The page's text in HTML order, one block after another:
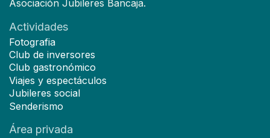
Asociación Jubileres Bancaja.
Actividades
Fotografia
Club de inversores
Club gastronómico
Viajes y espectáculos
Jubileres social
Senderismo
Área privada